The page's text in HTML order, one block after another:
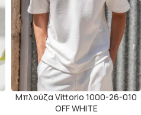
Μπλούζα Vittorio 1000-26-010
OFF WHITE